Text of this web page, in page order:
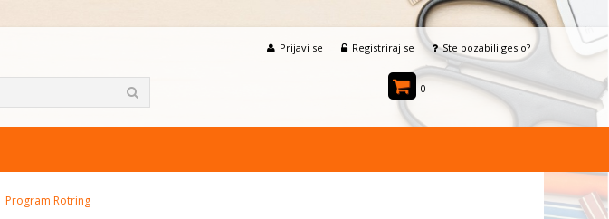
Prijavi se Registriraj se Ste pozabili geslo?
0
Program Rotring